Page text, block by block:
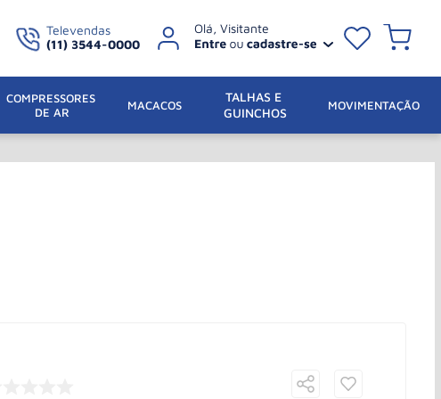
Televendas
(11) 3544-0000
COMPRESSORES
DE AR
MACACOS
TALHAS E
GUINCHOS
MOVIMENTAÇÃO